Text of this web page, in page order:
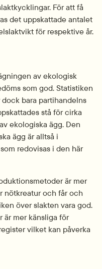
För att få
det uppskattade antalet
för respektive år.
av ekologisk
som god. Statistiken
bara partihandelns
stå för cirka
ekologiska ägg. Den
ägg är alltså i
redovisas i den här
är mer
nötkreatur och får och
över slakten vara god.
är mer känsliga för
vilket kan påverka